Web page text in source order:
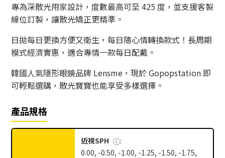
專為深散光用家設計，度數最高可至 425 度，並支援客製
線位訂製，讓散光矯正更精準。
日拋每日更換方便又衛生，每日隨心情轉換款式！長周期
模式經濟實惠，適合專情一款每日配戴。
韓國人氣隱形眼鏡品牌 Lensme，現於 Gopopstation 即
可輕鬆選購，散光寶寶也能享受多樣選擇。
產品規格
近視SPH ⓘ:
0.00, -0.50, -1.00, -1.25, -1.50, -1.75,